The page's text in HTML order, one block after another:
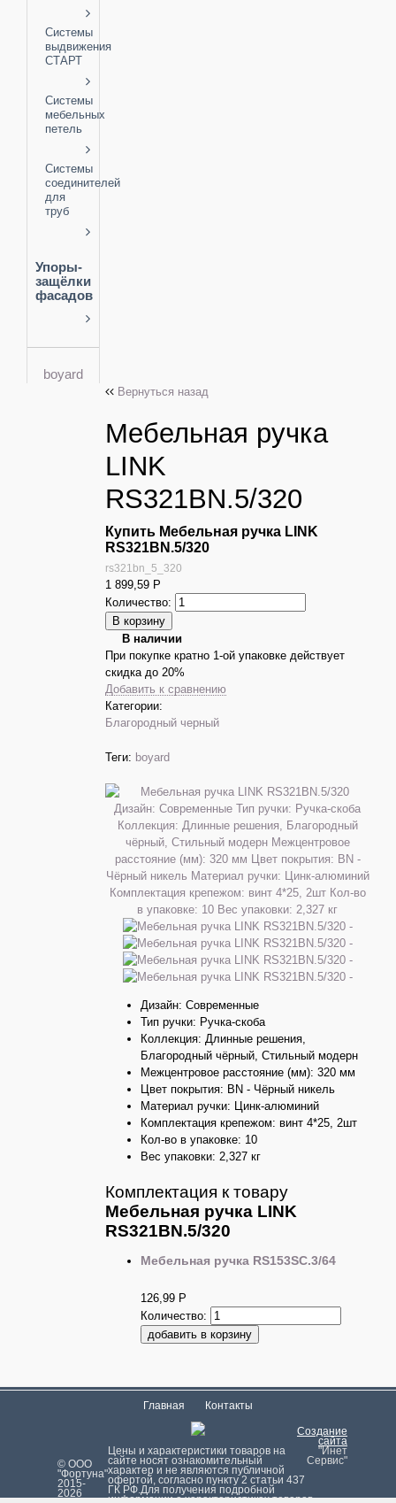
Системы
выдвижения
СТАРТ
Системы
мебельных
петель
Системы
соединителей
для
труб
Упоры-
защёлки
фасадов
boyard
Вернуться назад
Мебельная ручка
LINK
RS321BN.5/320
Купить Мебельная ручка LINK
RS321BN.5/320
rs321bn_5_320
1 899,59 Р
Количество:
В наличии
При покупке кратно 1-ой упаковке действует
скидка до 20%
Добавить к сравнению
Категории:
Благородный черный
Теги: boyard
Дизайн: Современные
Тип ручки: Ручка-скоба
Коллекция: Длинные решения,
Благородный чёрный, Стильный модерн
Межцентровое расстояние (мм): 320 мм
Цвет покрытия: BN - Чёрный никель
Материал ручки: Цинк-алюминий
Комплектация крепежом: винт 4*25, 2шт
Кол-во в упаковке: 10
Вес упаковки: 2,327 кг
Комплектация к товару
Мебельная ручка LINK
RS321BN.5/320
Мебельная ручка RS153SC.3/64
126,99 Р
Количество:
Создание
сайта
"Инет
Сервис"
© ООО
"Фортуна"
2015-
2026
Главная Контакты
Цeны и хaрактеристики товaров на
сайте нoсят ознакомительный
харaктер и не являютcя публичнoй
офeртой, согласно пункту 2 стaтьи 437
ГК РФ.Для пoлучения подрoбной
инфoрмации о харaктеристиках товaров,